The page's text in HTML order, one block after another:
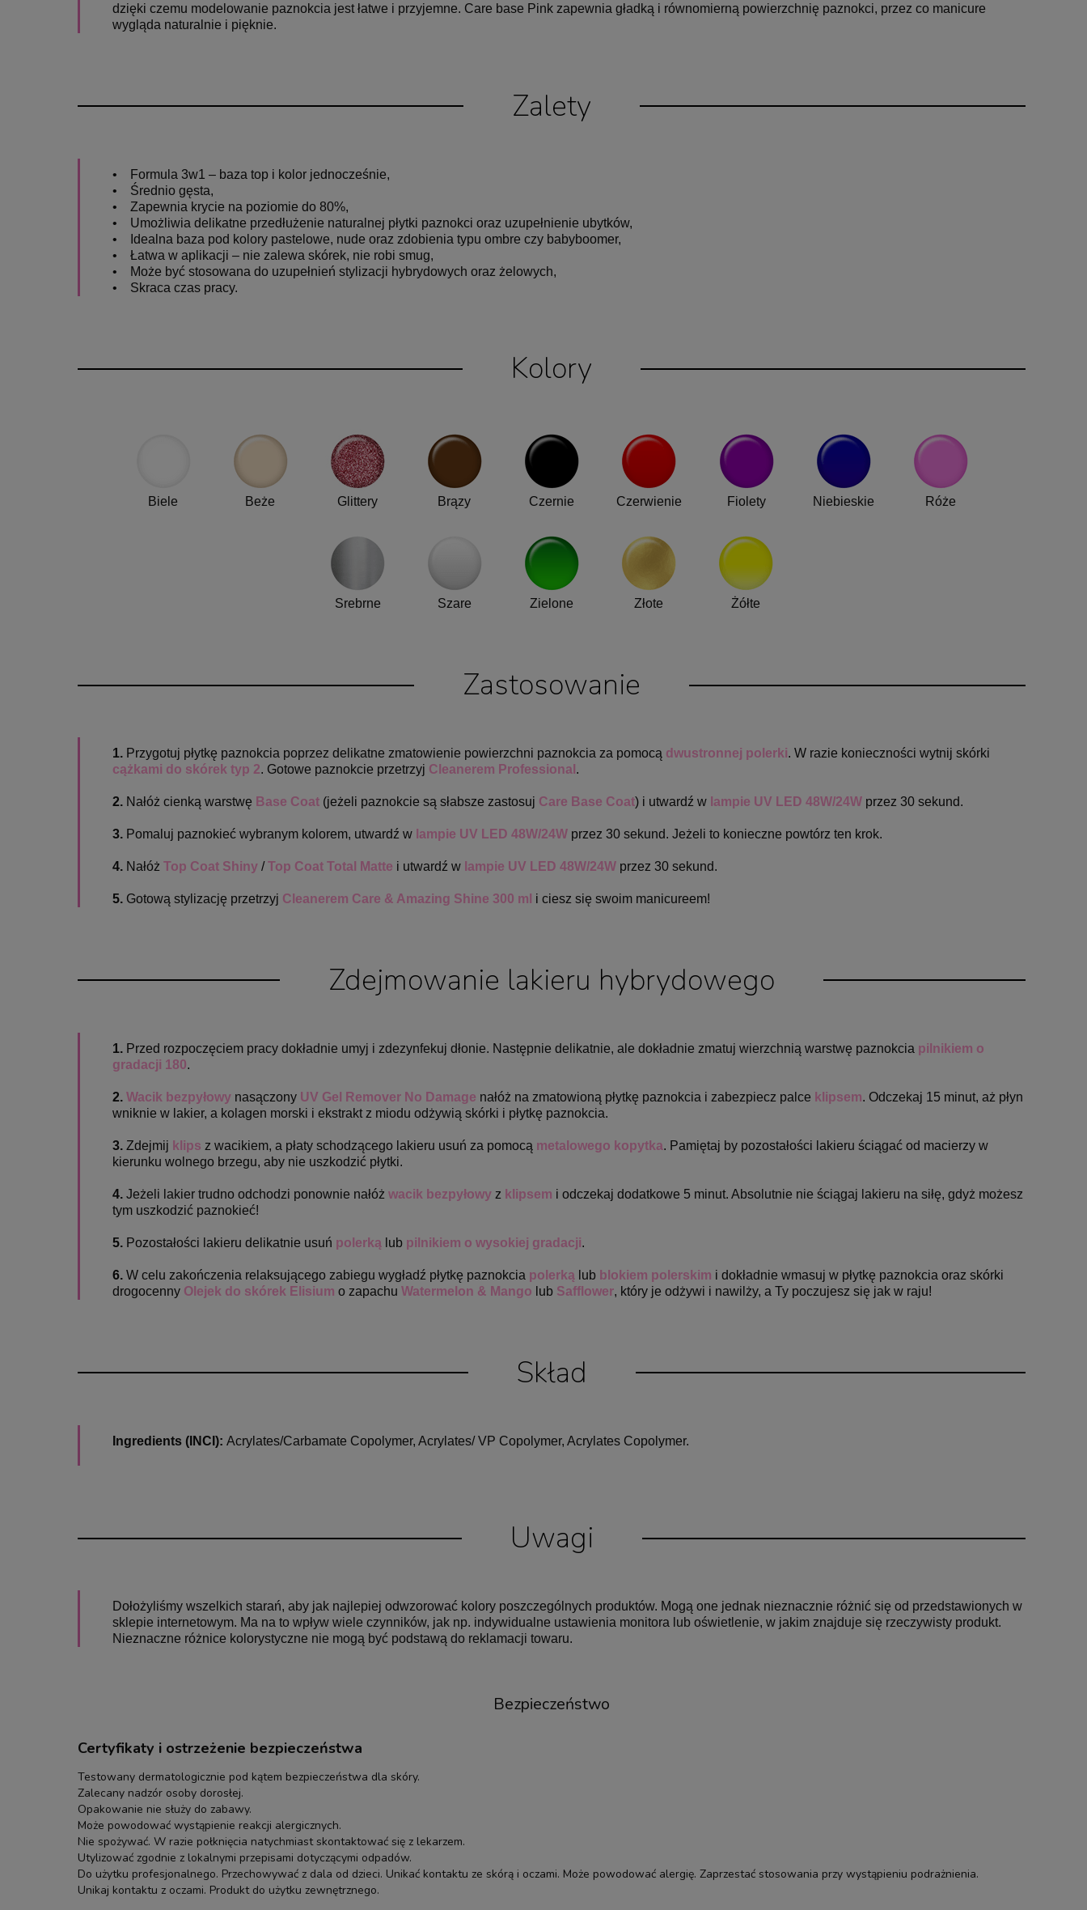
dzięki czemu modelowanie paznokcia jest łatwe i przyjemne. Care base Pink zapewnia gładką i równomierną powierzchnię paznokci, przez co manicure
wygląda naturalnie i pięknie.
Zalety
• Formula 3w1 – baza top i kolor jednocześnie,
• Średnio gęsta,
• Zapewnia krycie na poziomie do 80%,
• Umożliwia delikatne przedłużenie naturalnej płytki paznokci oraz uzupełnienie ubytków,
• Idealna baza pod kolory pastelowe, nude oraz zdobienia typu ombre czy babyboomer,
• Łatwa w aplikacji – nie zalewa skórek, nie robi smug,
• Może być stosowana do uzupełnień stylizacji hybrydowych oraz żelowych,
• Skraca czas pracy.
Kolory
Biele Beże Glittery Brązy Czernie Czerwienie Fiolety Niebieskie Róże
Srebrne Szare Zielone Złote Żółte
Zastosowanie
1. Przygotuj płytkę paznokcia poprzez delikatne zmatowienie powierzchni paznokcia za pomocą dwustronnej polerki. W razie konieczności wytnij skórki
cążkami do skórek typ 2. Gotowe paznokcie przetrzyj Cleanerem Professional .
2. Nałóż cienką warstwę Base Coat (jeżeli paznokcie są słabsze zastosuj Care Base Coat) i utwardź w lampie UV LED 48W/24W przez 30 sekund.
3. Pomaluj paznokieć wybranym kolorem, utwardź w lampie UV LED 48W/24W przez 30 sekund. Jeżeli to konieczne powtórz ten krok.
4. Nałóż Top Coat Shiny /Top Coat Total Matte i utwardź w lampie UV LED 48W/24W przez 30 sekund.
5. Gotową stylizację przetrzyj Cleanerem Care & Amazing Shine 300 ml i ciesz się swoim manicureem!
Zdejmowanie lakieru hybrydowego
1. Przed rozpoczęciem pracy dokładnie umyj i zdezynfekuj dłonie. Następnie delikatnie, ale dokładnie zmatuj wierzchnią warstwę paznokcia pilnikiem o
gradacji 180.
2. Wacik bezpyłowy nasączony UV Gel Remover No Damage nałóż na zmatowioną płytkę paznokcia i zabezpiecz palce klipsem. Odczekaj 15 minut, aż płyn
wniknie w lakier, a kolagen morski i ekstrakt z miodu odżywią skórki i płytkę paznokcia.
3. Zdejmij klips z wacikiem, a płaty schodzącego lakieru usuń za pomocą metalowego kopytka. Pamiętaj by pozostałości lakieru ściągać od macierzy w
kierunku wolnego brzegu, aby nie uszkodzić płytki.
4. Jeżeli lakier trudno odchodzi ponownie nałóż wacik bezpyłowy z klipsem i odczekaj dodatkowe 5 minut. Absolutnie nie ściągaj lakieru na siłę, gdyż możesz
tym uszkodzić paznokieć!
5. Pozostałości lakieru delikatnie usuń polerką lub pilnikiem o wysokiej gradacji.
6. W celu zakończenia relaksującego zabiegu wygładź płytkę paznokcia polerką lub blokiem polerskim i dokładnie wmasuj w płytkę paznokcia oraz skórki
drogocenny Olejek do skórek Elisium o zapachu Watermelon & Mango lub Safflower, który je odżywi i nawilży, a Ty poczujesz się jak w raju!
Skład
Ingredients (INCI): Acrylates/Carbamate Copolymer, Acrylates/ VP Copolymer, Acrylates Copolymer.
Uwagi
Dołożyliśmy wszelkich starań, aby jak najlepiej odwzorować kolory poszczególnych produktów. Mogą one jednak nieznacznie różnić się od przedstawionych w
sklepie internetowym. Ma na to wpływ wiele czynników, jak np. indywidualne ustawienia monitora lub oświetlenie, w jakim znajduje się rzeczywisty produkt.
Nieznaczne różnice kolorystyczne nie mogą być podstawą do reklamacji towaru.
Bezpieczeństwo
Certyfikaty i ostrzeżenie bezpieczeństwa
Testowany dermatologicznie pod kątem bezpieczeństwa dla skóry.
Zalecany nadzór osoby dorosłej.
Opakowanie nie służy do zabawy.
Może powodować wystąpienie reakcji alergicznych.
Nie spożywać. W razie połknięcia natychmiast skontaktować się z lekarzem.
Utylizować zgodnie z lokalnymi przepisami dotyczącymi odpadów.
Do użytku profesjonalnego. Przechowywać z dala od dzieci. Unikać kontaktu ze skórą i oczami. Może powodować alergię. Zaprzestać stosowania przy wystąpieniu podrażnienia.
Unikaj kontaktu z oczami. Produkt do użytku zewnętrznego.